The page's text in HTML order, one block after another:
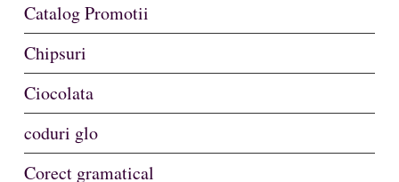
Catalog Promotii
Chipsuri
Ciocolata
coduri glo
Corect gramatical